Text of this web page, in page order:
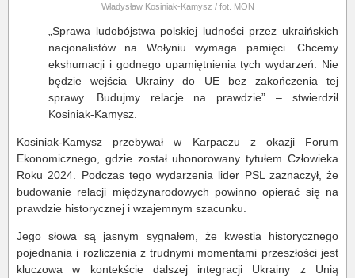
Władysław Kosiniak-Kamysz / fot. MON
„Sprawa ludobójstwa polskiej ludności przez ukraińskich
nacjonalistów na Wołyniu wymaga pamięci. Chcemy
ekshumacji i godnego upamiętnienia tych wydarzeń. Nie
będzie wejścia Ukrainy do UE bez zakończenia tej
sprawy. Budujmy relacje na prawdzie” – stwierdził
Kosiniak-Kamysz.
Kosiniak-Kamysz przebywał w Karpaczu z okazji Forum
Ekonomicznego, gdzie został uhonorowany tytułem Człowieka
Roku 2024. Podczas tego wydarzenia lider PSL zaznaczył, że
budowanie relacji międzynarodowych powinno opierać się na
prawdzie historycznej i wzajemnym szacunku.
Jego słowa są jasnym sygnałem, że kwestia historycznego
pojednania i rozliczenia z trudnymi momentami przeszłości jest
kluczowa w kontekście dalszej integracji Ukrainy z Unią